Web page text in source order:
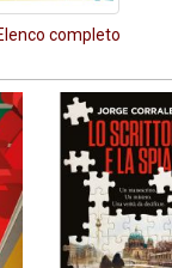
completo